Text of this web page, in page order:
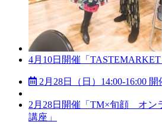
4月10日開催「
2月28日（日）14:00-16:00 開
2月28日開催「TM×旬顔 オン
講座」